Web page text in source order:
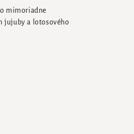
mimoriadne
jujuby a lotosového